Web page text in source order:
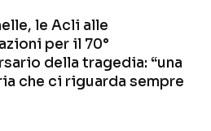
le Acli alle
per il 70°
della tragedia: “una
che ci riguarda sempre